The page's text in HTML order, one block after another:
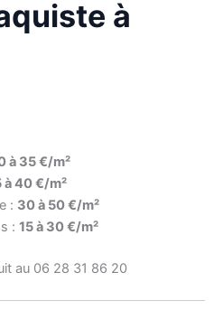
à
à 35 €/m²
à 40 €/m²
: 30 à 50 €/m²
: 15 à 30 €/m²
au 06 28 31 86 20